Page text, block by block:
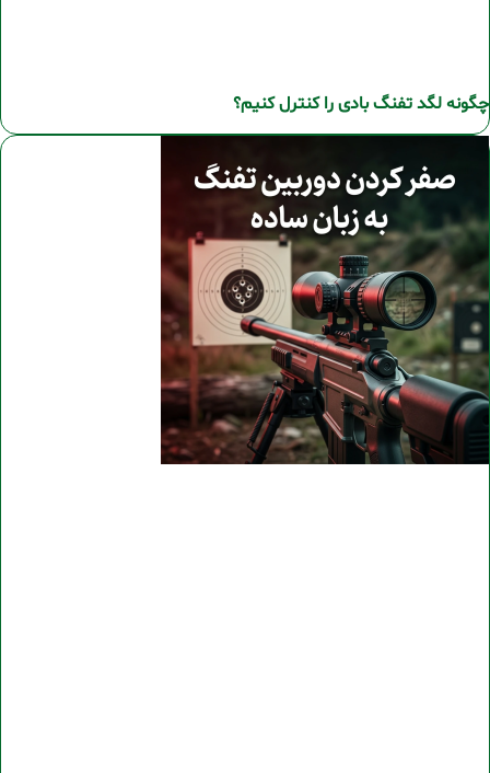
چگونه لگد تفنگ بادی را کنترل کنیم؟